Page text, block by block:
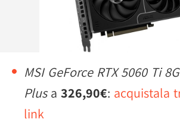
MSI GeForce RTX 5060 Ti
Plusa 326,90€: acquistala
link